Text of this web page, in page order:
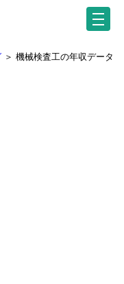
＞ 機械検査工の年収データ